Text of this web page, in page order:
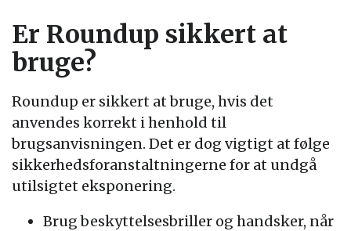
Er Roundup sikkert at
bruge?
Roundup er sikkert at bruge, hvis det
anvendes korrekt i henhold til
brugsanvisningen. Det er dog vigtigt at følge
sikkerhedsforanstaltningerne for at undgå
utilsigtet eksponering.
Brug beskyttelsesbriller og handsker, når